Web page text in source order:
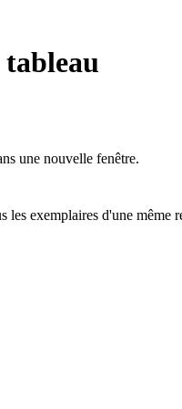
une nouvelle fenêtre.
les exemplaires d'une même